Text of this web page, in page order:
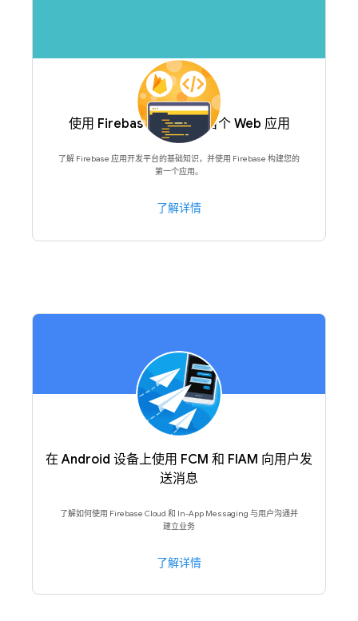
使用 Firebase 构建您的首个 Web 应用
了解 Firebase 应用开发平台的基础知识，并使用 Firebase 构建您的
第一个应用。
了解详情
在 Android 设备上使用 FCM 和 FIAM 向用户发
送消息
了解如何使用 Firebase Cloud 和 In-App Messaging 与用户沟通并
建立业务
了解详情